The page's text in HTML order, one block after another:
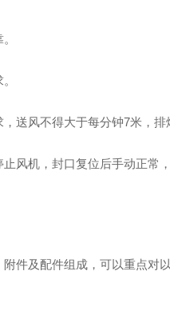
送风不得大于每分钟7米，排
风机，封口复位后手动正常
件及配件组成，可以重点对